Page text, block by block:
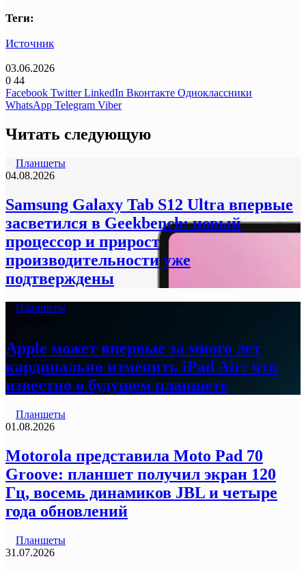
Теги:
Источник
03.06.2026
0 44
Facebook Twitter LinkedIn Вконтакте Одноклассники
WhatsApp Telegram Viber
Читать следующую
Планшеты
04.08.2026
Samsung Galaxy Tab S12 Ultra впервые
засветился в Geekbench: новый
процессор и прирост
производительности уже
подтверждены
Планшеты
Apple может впервые за много лет
кардинально изменить iPad Air: что
известно о будущем планшете
Планшеты
01.08.2026
Motorola представила Moto Pad 70
Groove: планшет получил экран 120
Гц, восемь динамиков JBL и четыре
года обновлений
Планшеты
31.07.2026